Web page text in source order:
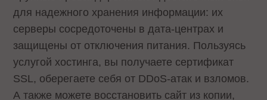
для надежного хранения информации: их
серверы сосредоточены в дата-центрах и
защищены от отключения питания. Пользуясь
услугой хостинга, вы получаете сертификат
SSL, оберегаете себя от DDoS-атак и взломов.
А также можете восстановить сайт из копии,